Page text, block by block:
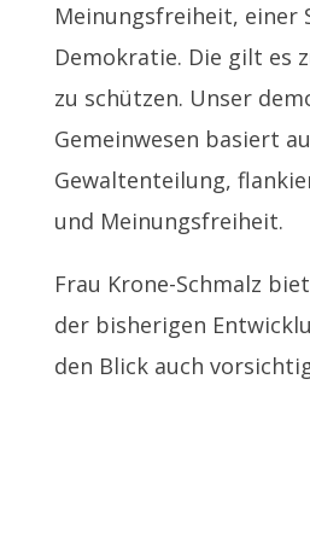
Meinungsfreiheit, einer
Demokratie. Die gilt es
zu schützen. Unser
Gemeinwesen basiert
Gewaltenteilung,
und Meinungsfreiheit.
Frau Krone-Schmalz
der bisherigen
den Blick auch